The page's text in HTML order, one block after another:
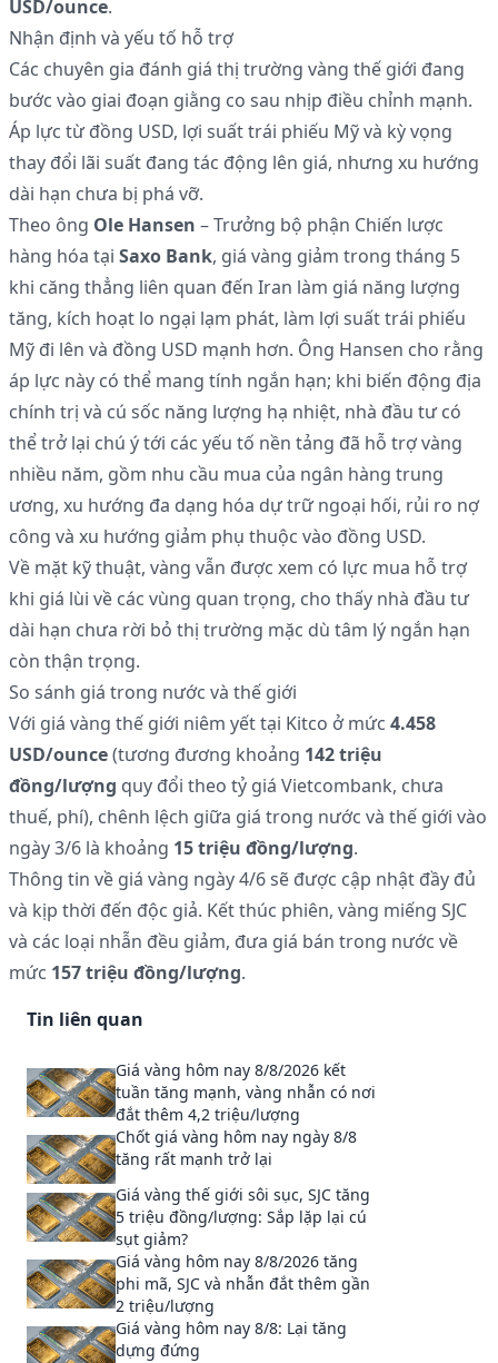
USD/ounce.
Nhận định và yếu tố hỗ trợ
Các chuyên gia đánh giá thị trường vàng thế giới đang
bước vào giai đoạn giằng co sau nhịp điều chỉnh mạnh.
Áp lực từ đồng USD, lợi suất trái phiếu Mỹ và kỳ vọng
thay đổi lãi suất đang tác động lên giá, nhưng xu hướng
dài hạn chưa bị phá vỡ.
Theo ông Ole Hansen – Trưởng bộ phận Chiến lược
hàng hóa tại Saxo Bank, giá vàng giảm trong tháng 5
khi căng thẳng liên quan đến Iran làm giá năng lượng
tăng, kích hoạt lo ngại lạm phát, làm lợi suất trái phiếu
Mỹ đi lên và đồng USD mạnh hơn. Ông Hansen cho rằng
áp lực này có thể mang tính ngắn hạn; khi biến động địa
chính trị và cú sốc năng lượng hạ nhiệt, nhà đầu tư có
thể trở lại chú ý tới các yếu tố nền tảng đã hỗ trợ vàng
nhiều năm, gồm nhu cầu mua của ngân hàng trung
ương, xu hướng đa dạng hóa dự trữ ngoại hối, rủi ro nợ
công và xu hướng giảm phụ thuộc vào đồng USD.
Về mặt kỹ thuật, vàng vẫn được xem có lực mua hỗ trợ
khi giá lùi về các vùng quan trọng, cho thấy nhà đầu tư
dài hạn chưa rời bỏ thị trường mặc dù tâm lý ngắn hạn
còn thận trọng.
So sánh giá trong nước và thế giới
Với giá vàng thế giới niêm yết tại Kitco ở mức 4.458
USD/ounce(tương đương khoảng 142 triệu
đồng/lượng quy đổi theo tỷ giá Vietcombank, chưa
thuế, phí), chênh lệch giữa giá trong nước và thế giới vào
ngày 3/6 là khoảng 15 triệu đồng/lượng.
Thông tin về giá vàng ngày 4/6 sẽ được cập nhật đầy đủ
và kịp thời đến độc giả. Kết thúc phiên, vàng miếng SJC
và các loại nhẫn đều giảm, đưa giá bán trong nước về
mức 157 triệu đồng/lượng.
Tin liên quan
Giá vàng hôm nay 8/8/2026 kết
tuần tăng mạnh, vàng nhẫn có nơi
đắt thêm 4,2 triệu/lượng
Chốt giá vàng hôm nay ngày 8/8
tăng rất mạnh trở lại
Giá vàng thế giới sôi sục, SJC tăng
5 triệu đồng/lượng: Sắp lặp lại cú
sụt giảm?
Giá vàng hôm nay 8/8/2026 tăng
phi mã, SJC và nhẫn đắt thêm gần
2 triệu/lượng
Giá vàng hôm nay 8/8: Lại tăng
dựng đứng